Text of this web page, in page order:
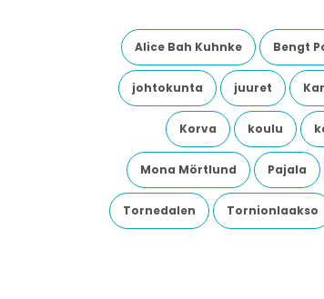
Alice Bah Kuhnke Bengt
johtokunta juuret
Korva koulu
Mona Mörtlund Pajala
Tornedalen Tornionlaakso